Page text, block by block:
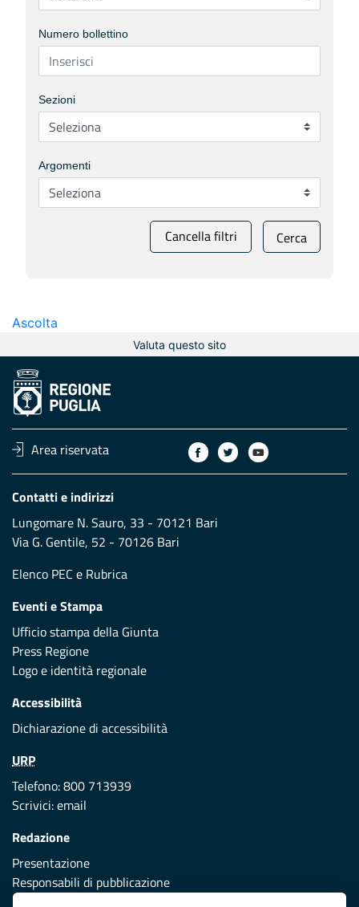
Numero bollettino
Sezioni
Argomenti
Cancella filtri Cerca
Ascolta
Valuta questo sito
Area riservata
Contatti e indirizzi
Lungomare N. Sauro, 33 - 70121 Bari
Via G. Gentile, 52 - 70126 Bari
Elenco PEC e Rubrica
Eventi e Stampa
Ufficio stampa della Giunta
Press Regione
Logo e identità regionale
Accessibilità
Dichiarazione di accessibilità
URP
Telefono: 800 713939
Scrivici:email
Redazione
Presentazione
Responsabili di pubblicazione